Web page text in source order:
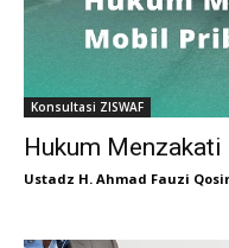
Konsultasi ZISWAF
Hukum
Ustadz H. Ahmad Fauzi